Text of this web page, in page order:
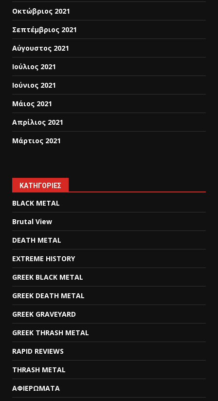
Οκτώβριος 2021
Σεπτέμβριος 2021
Αύγουστος 2021
Ιούλιος 2021
Ιούνιος 2021
Μάιος 2021
Απρίλιος 2021
Μάρτιος 2021
KΑΤΗΓΟΡΊΕΣ
BLACK METAL
Brutal View
DEATH METAL
EXTREME HISTORY
GREEK BLACK METAL
GREEK DEATH METAL
GREEK GRAVEYARD
GREEK THRASH METAL
RAPID REVIEWS
THRASH METAL
ΑΦΙΕΡΩΜΑΤΑ